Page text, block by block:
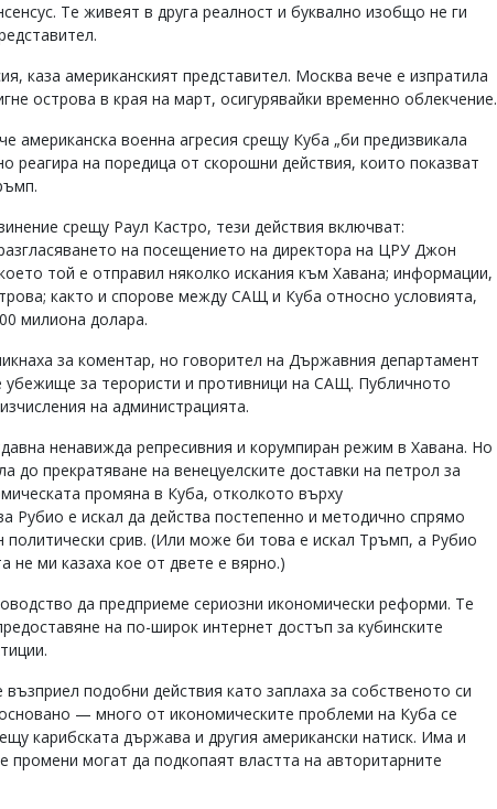
Те живеят в друга реалност и буквално изобщо не ги
каза американският представител. Москва вече е изпратила
острова в края на март, осигурявайки временно облекчение.
американска военна агресия срещу Куба „би предизвикала
реагира на поредица от скорошни действия, които показват
срещу Раул Кастро, тези действия включват:
на посещението на директора на ЦРУ Джон
той е отправил няколко искания към Хавана; информации,
както и спорове между САЩ и Куба относно условията,
милиона долара.
за коментар, но говорител на Държавния департамент
за терористи и противници на САЩ. Публичното
на администрацията.
ненавижда репресивния и корумпиран режим в Хавана. Но
до прекратяване на венецуелските доставки на петрол за
промяна в Куба, отколкото върху
Рубио е искал да действа постепенно и методично спрямо
срив. (Или може би това е искал Тръмп, а Рубио
не ми казаха кое от двете е вярно.)
да предприеме сериозни икономически реформи. Те
на по-широк интернет достъп за кубинските
подобни действия като заплаха за собственото си
— много от икономическите проблеми на Куба се
карибската държава и другия американски натиск. Има и
могат да подкопаят властта на авторитарните